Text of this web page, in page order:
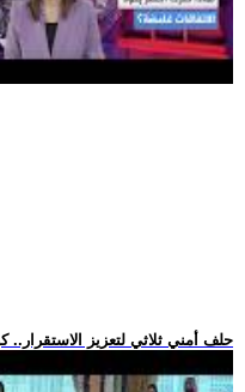
.. حلف أمني ثلاثي لتعزيز الاستقرار..